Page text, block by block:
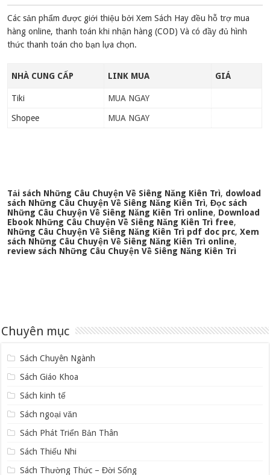
Các sản phẩm được giới thiệu bởi Xem Sách Hay đều hỗ trợ mua
hàng online, thanh toán khi nhận hàng (COD) Và có đầy đủ hình
thức thanh toán cho bạn lựa chọn.
NHÀ CUNG CẤP LINK MUA GIÁ
Tiki MUA NGAY
Shopee MUA NGAY
Tải sách Những Câu Chuyện Về Siêng Năng Kiên Trì, dowload
sách Những Câu Chuyện Về Siêng Năng Kiên Trì,Đọc sách
Những Câu Chuyện Về Siêng Năng Kiên Trì online, Download
Ebook Những Câu Chuyện Về Siêng Năng Kiên Trì free,
Những Câu Chuyện Về Siêng Năng Kiên Trì pdf doc prc,Xem
sách Những Câu Chuyện Về Siêng Năng Kiên Trì online,
review sách Những Câu Chuyện Về Siêng Năng Kiên Trì
Chuyên mục
Sách Chuyên Ngành
Sách Giáo Khoa
Sách kinh tế
Sách ngoại văn
Sách Phát Triển Bản Thân
Sách Thiếu Nhi
Sách Thường Thức – Đời Sống